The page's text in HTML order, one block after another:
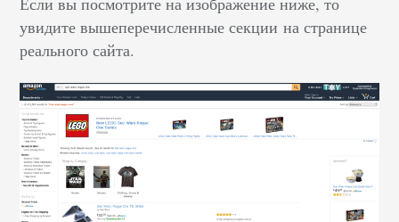
увидите вышеперечисленные секции на странице
реального сайта.